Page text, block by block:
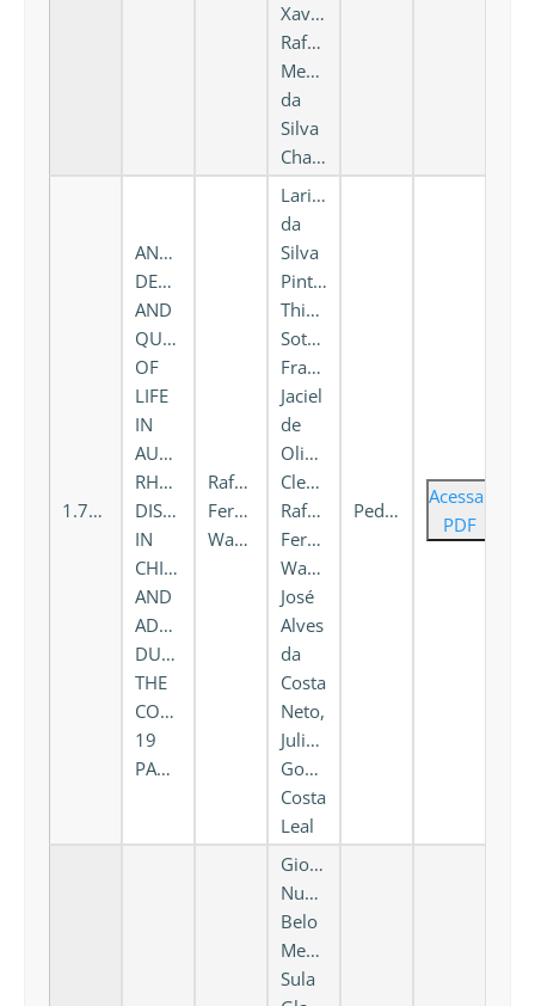
Xavier,
Rafael
Mendonça
da
Silva
Chakr
1.734
ANXIETY,
DEPRESSION
AND
QUALITY
OF
LIFE
IN
AUTOIMMUNE
RHEUMATIC
DISEASES
IN
CHILDHOOD
AND
ADOLESCENCE
DURING
THE
COVID
19
PANDEMIC
Rafael
Ferreira
Wanderley
Larissa
da
Silva
Pinto,
Thiago
Sotero
Fragoso,
Jaciel
de
Oliveira
Clementino,
Rafael
Ferreira
Wanderley,
José
Alves
da
Costa
Neto,
Juliana
Gomes
Costa
Leal
Pediatrics
Acessar
PDF
Giovanna
Nunes
Belo
Mendes,
Sula